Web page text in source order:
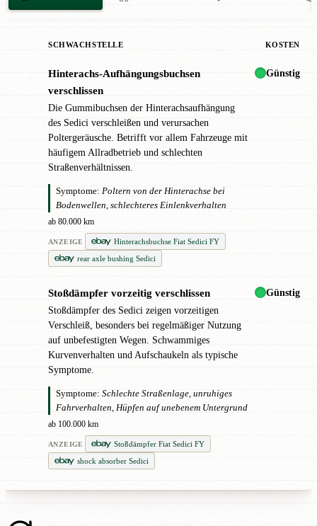
SCHWACHSTELLE KOSTEN
Hinterachs-Aufhängungsbuchsen
verschlissen
Die Gummibuchsen der Hinterachsaufhängung
des Sedici verschleißen und verursachen
Poltergeräusche. Betrifft vor allem Fahrzeuge mit
häufigem Allradbetrieb und schlechten
Straßenverhältnissen.
Symptome: Poltern von der Hinterachse bei
Bodenwellen, schlechteres Einlenkverhalten
ab 80.000 km
ANZEIGE
Hinterachsbuchse Fiat Sedici FY
rear axle bushing Sedici
Günstig
Stoßdämpfer vorzeitig verschlissen
Stoßdämpfer des Sedici zeigen vorzeitigen
Verschleiß, besonders bei regelmäßiger Nutzung
auf unbefestigten Wegen. Schwammiges
Kurvenverhalten und Aufschaukeln als typische
Symptome.
Symptome: Schlechte Straßenlage, unruhiges
Fahrverhalten, Hüpfen auf unebenem Untergrund
ab 100.000 km
ANZEIGE
Stoßdämpfer Fiat Sedici FY
shock absorber Sedici
Günstig